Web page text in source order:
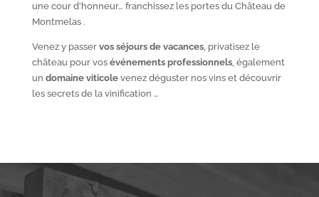
une cour d’honneur… franchissez les portes du Château de
Montmelas .
Venez y passer vos séjours de vacances, privatisez le
château pour vos événements professionnels, également
un domaine viticolevenez déguster nos vins et découvrir
les secrets de la vinification …